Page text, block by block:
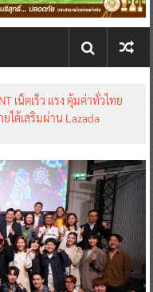
เน็ตเร็ว แรง คุ้มค่าทั่วไทย
ได้เสริมผ่าน Lazada